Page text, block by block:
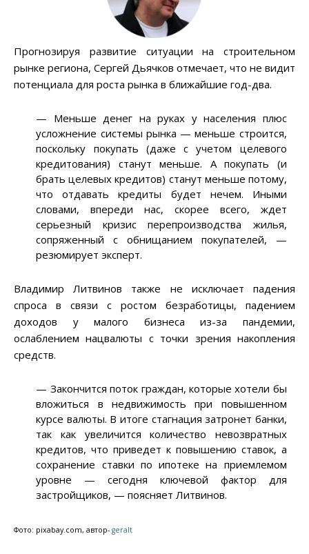
Прогнозируя развитие ситуации на строительном
рынке региона, Сергей Дьячков отмечает, что не видит
потенциала для роста рынка в ближайшие год-два.
— Меньше денег на руках у населения плюс
усложнение системы рынка — меньше строится,
поскольку покупать (даже с учетом целевого
кредитования) станут меньше. А покупать (и
брать целевых кредитов) станут меньше потому,
что отдавать кредиты будет нечем. Иными
словами, впереди нас, скорее всего, ждет
серьезный кризис перепроизводства жилья,
сопряженный с обнищанием покупателей, —
резюмирует эксперт.
Владимир Литвинов также не исключает падения
спроса в связи с ростом безработицы, падением
доходов у малого бизнеса из-за пандемии,
ослаблением нацвалюты с точки зрения накопления
средств.
— Закончится поток граждан, которые хотели бы
вложиться в недвижимость при повышенном
курсе валюты. В итоге стагнация затронет банки,
так как увеличится количество невозвратных
кредитов, что приведет к повышению ставок, а
сохранение ставки по ипотеке на приемлемом
уровне — сегодня ключевой фактор для
застройщиков, — поясняет Литвинов.
Фото: pixabay.com, автор- geralt